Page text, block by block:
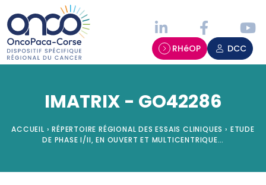
RHéOP DCC
IMATRIX - GO42286
ACCUEIL › RÉPERTOIRE RÉGIONAL DES ESSAIS CLINIQUES › ETUDE
DE PHASE I/II, EN OUVERT ET MULTICENTRIQUE…
Panneau de gestion des cookies